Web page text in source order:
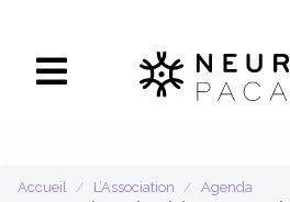
Accueil L’Association
Agenda